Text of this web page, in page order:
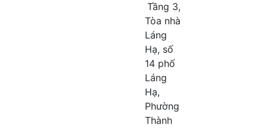
Tầng 3,
Tòa nhà
Láng
Hạ, số
14 phố
Láng
Hạ,
Phường
Thành